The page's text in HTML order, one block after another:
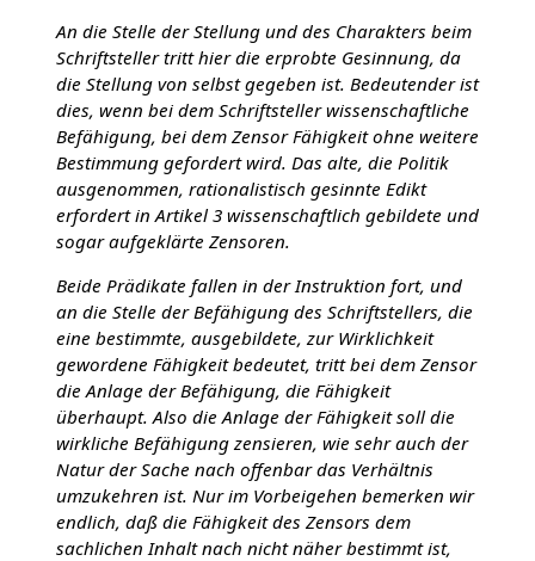
An die Stelle der Stellung und des Charakters beim
Schriftsteller tritt hier die erprobte Gesinnung, da
die Stellung von selbst gegeben ist. Bedeutender ist
dies, wenn bei dem Schriftsteller wissenschaftliche
Befähigung, bei dem Zensor Fähigkeit ohne weitere
Bestimmung gefordert wird. Das alte, die Politik
ausgenommen, rationalistisch gesinnte Edikt
erfordert in Artikel 3 wissenschaftlich gebildete und
sogar aufgeklärte Zensoren.
Beide Prädikate fallen in der Instruktion fort, und
an die Stelle der Befähigung des Schriftstellers, die
eine bestimmte, ausgebildete, zur Wirklichkeit
gewordene Fähigkeit bedeutet, tritt bei dem Zensor
die Anlage der Befähigung, die Fähigkeit
überhaupt. Also die Anlage der Fähigkeit soll die
wirkliche Befähigung zensieren, wie sehr auch der
Natur der Sache nach offenbar das Verhältnis
umzukehren ist. Nur im Vorbeigehen bemerken wir
endlich, daß die Fähigkeit des Zensors dem
sachlichen Inhalt nach nicht näher bestimmt ist,